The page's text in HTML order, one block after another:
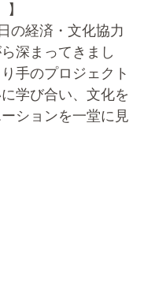
の経済・文化協力
深まってきまし
手のプロジェクト
学び合い、文化を
ションを一堂に見